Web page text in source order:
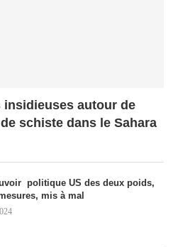
autour de
schiste dans le Sahara
politique US des deux poids,
mis à mal